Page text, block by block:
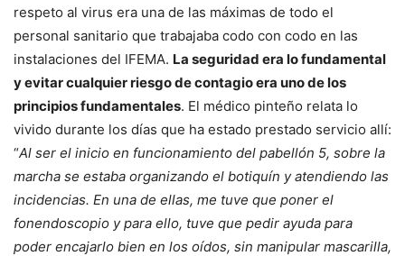
respeto al virus era una de las máximas de todo el
personal sanitario que trabajaba codo con codo en las
instalaciones del IFEMA. La seguridad era lo fundamental
y evitar cualquier riesgo de contagio era uno de los
principios fundamentales. El médico pinteño relata lo
vivido durante los días que ha estado prestado servicio allí:
“Al ser el inicio en funcionamiento del pabellón 5, sobre la
marcha se estaba organizando el botiquín y atendiendo las
incidencias. En una de ellas, me tuve que poner el
fonendoscopio y para ello, tuve que pedir ayuda para
poder encajarlo bien en los oídos, sin manipular mascarilla,